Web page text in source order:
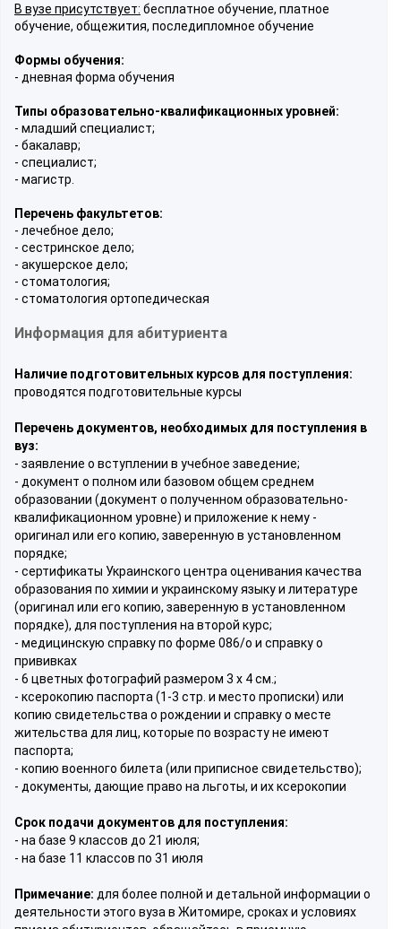
В вузе присутствует: бесплатное обучение, платное
обучение, общежития, последипломное обучение
Формы обучения:
- дневная форма обучения
Типы образовательно-квалификационных уровней:
- младший специалист;
- бакалавр;
- специалист;
- магистр.
Перечень факультетов:
- лечебное дело;
- сестринское дело;
- акушерское дело;
- стоматология;
- стоматология ортопедическая
Информация для абитуриента
Наличие подготовительных курсов для поступления:
проводятся подготовительные курсы
Перечень документов, необходимых для поступления в
вуз:
- заявление о вступлении в учебное заведение;
- документ о полном или базовом общем среднем
образовании (документ о полученном образовательно-
квалификационном уровне) и приложение к нему -
оригинал или его копию, заверенную в установленном
порядке;
- сертификаты Украинского центра оценивания качества
образования по химии и украинскому языку и литературе
(оригинал или его копию, заверенную в установленном
порядке), для поступления на второй курс;
- медицинскую справку по форме 086/о и справку о
прививках
- 6 цветных фотографий размером 3 х 4 см.;
- ксерокопию паспорта (1-3 стр. и место прописки) или
копию свидетельства о рождении и справку о месте
жительства для лиц, которые по возрасту не имеют
паспорта;
- копию военного билета (или приписное свидетельство);
- документы, дающие право на льготы, и их ксерокопии
Срок подачи документов для поступления:
- на базе 9 классов до 21 июля;
- на базе 11 классов по 31 июля
Примечание: для более полной и детальной информации о
деятельности этого вуза в Житомире, сроках и условиях